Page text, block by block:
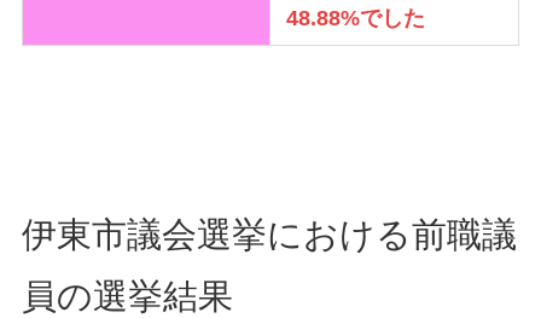
48.88%でした
伊東市議会選挙における前職議
員の選挙結果